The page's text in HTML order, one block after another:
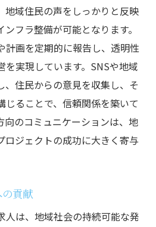
地域住民の声をしっかりと反映
フラ整備が可能となります。
計画を定期的に報告し、透明性
を実現しています。SNSや地域
、住民からの意見を収集し、そ
じることで、信頼関係を築いて
向のコミュニケーションは、地
ロジェクトの成功に大きく寄与
貢献
人は、地域社会の持続可能な発